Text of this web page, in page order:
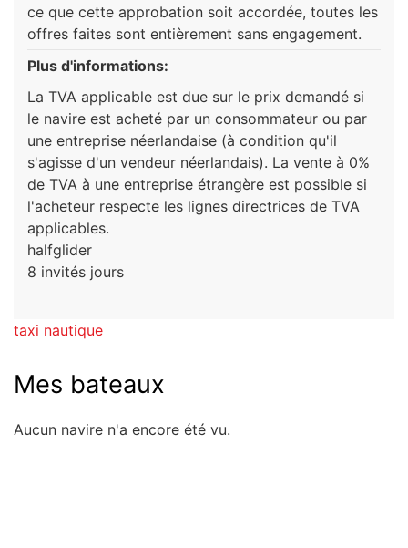
ce que cette approbation soit accordée, toutes les
offres faites sont entièrement sans engagement.
Plus d'informations:
La TVA applicable est due sur le prix demandé si
le navire est acheté par un consommateur ou par
une entreprise néerlandaise (à condition qu'il
s'agisse d'un vendeur néerlandais). La vente à 0%
de TVA à une entreprise étrangère est possible si
l'acheteur respecte les lignes directrices de TVA
applicables.
halfglider
8 invités jours
taxi nautique
Mes bateaux
Aucun navire n'a encore été vu.